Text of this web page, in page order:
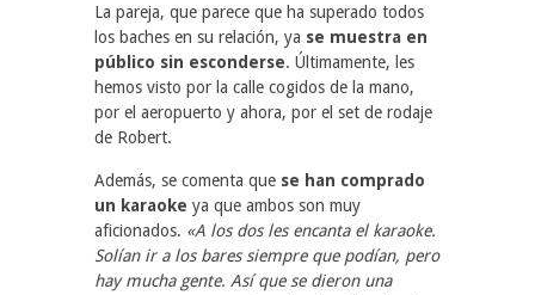
La pareja, que parece que ha superado todos
los baches en su relación, ya se muestra en
público sin esconderse. Últimamente, les
hemos visto por la calle cogidos de la mano,
por el aeropuerto y ahora, por el set de rodaje
de Robert.
Además, se comenta que se han comprado
un karaoke ya que ambos son muy
aficionados. «A los dos les encanta el karaoke.
Solían ir a los bares siempre que podían, pero
hay mucha gente. Así que se dieron una